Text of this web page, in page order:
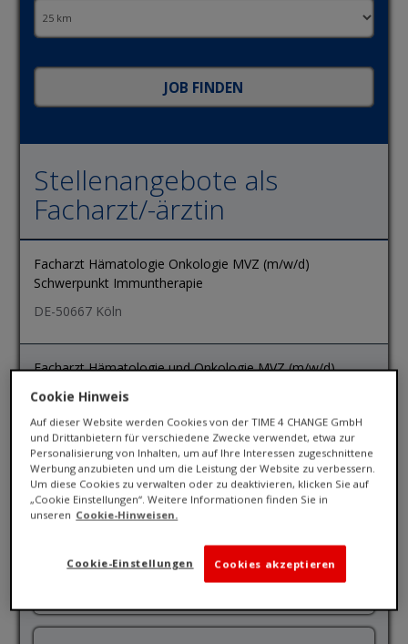
Stellenangebote als
Facharzt/-ärztin
Facharzt Hämatologie Onkologie MVZ (m/w/d)
Schwerpunkt Immuntherapie
DE-50667 Köln
Facharzt Hämatologie und Onkologie MVZ (m/w/d)
DE-50667 Köln
Karrierestufe
Oberarzt/-ärztin
Sektionsleiter
Cookie Hinweis
Auf dieser Website werden Cookies von der TIME 4 CHANGE GmbH
und Drittanbietern für verschiedene Zwecke verwendet, etwa zur
Personalisierung von Inhalten, um auf Ihre Interessen zugeschnittene
Werbung anzubieten und um die Leistung der Website zu verbessern.
Um diese Cookies zu verwalten oder zu deaktivieren, klicken Sie auf
„Cookie Einstellungen“. Weitere Informationen finden Sie in
unseren Cookie-Hinweisen.
Cookies akzeptieren
Cookie-Einstellungen